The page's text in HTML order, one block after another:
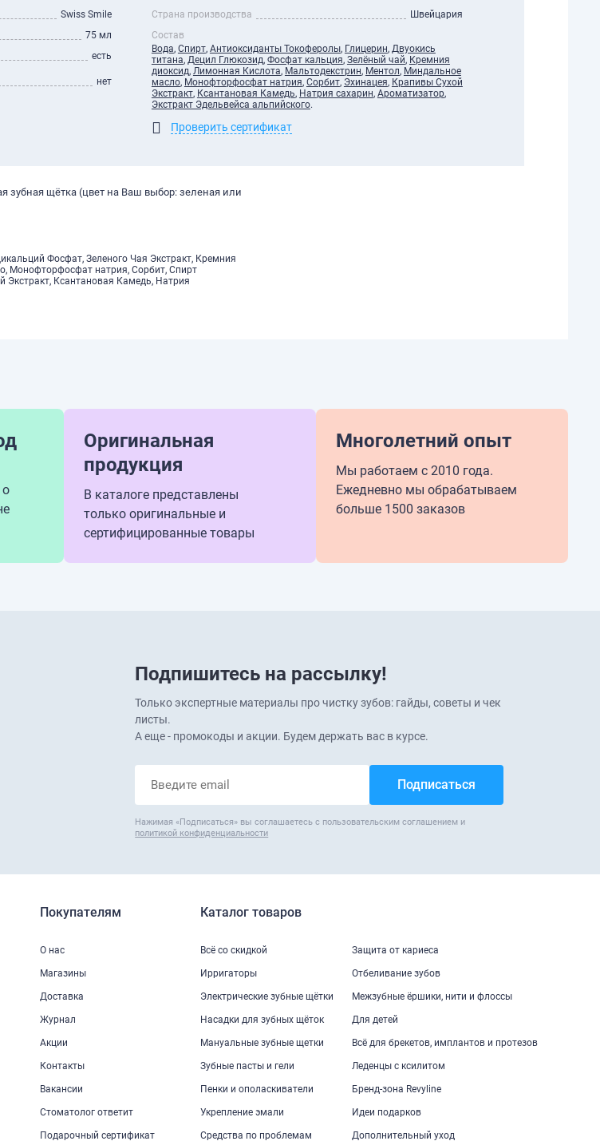
Swiss Smile
75 мл
есть
нет
Страна производства
Швейцария
Состав
Вода, Спирт, Антиоксиданты Токоферолы, Глицерин, Двуокись
титана, Децил Глюкозид, Фосфат кальция, Зелёный чай, Кремния
диоксид, Лимонная Кислота, Мальтодекстрин, Ментол, Миндальное
масло, Монофторфосфат натрия, Сорбит, Эхинацея, Крапивы Сухой
Экстракт, Ксантановая Камедь, Натрия сахарин, Ароматизатор,
Экстракт Эдельвейса альпийского.
Проверить сертификат
зубная щётка (цвет на Ваш выбор: зеленая или
Фосфат, Зеленого Чая Экстракт, Кремния
Монофторфосфат натрия, Сорбит, Спирт
Экстракт, Ксантановая Камедь, Натрия
Оригинальная
продукция
В каталоге представлены
только оригинальные и
сертифицированные товары
Многолетний опыт
Мы работаем с 2010 года.
Ежедневно мы обрабатываем
больше 1500 заказов
Подпишитесь на рассылку!
Только экспертные материалы про чистку зубов: гайды, советы и чек
листы.
А еще - промокоды и акции. Будем держать вас в курсе.
Нажимая «Подписаться» вы соглашаетесь с пользовательским соглашением и
политикой конфиденциальности
Покупателям
О нас
Магазины
Доставка
Журнал
Акции
Контакты
Вакансии
Стоматолог ответит
Подарочный сертификат
Каталог товаров
Всё со скидкой
Ирригаторы
Электрические зубные щётки
Насадки для зубных щёток
Мануальные зубные щетки
Зубные пасты и гели
Пенки и ополаскиватели
Укрепление эмали
Средства по проблемам
Защита от кариеса
Отбеливание зубов
Межзубные ёршики, нити и флоссы
Для детей
Всё для брекетов, имплантов и протезов
Леденцы с ксилитом
Бренд-зона Revyline
Идеи подарков
Дополнительный уход